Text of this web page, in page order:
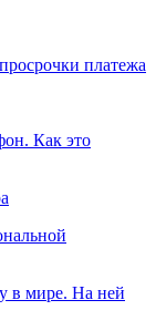
платежа
Как это
в мире. На ней